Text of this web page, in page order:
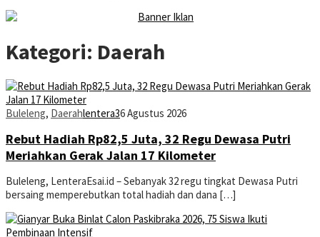
Kategori: Daerah
Buleleng, Daerahlentera36 Agustus 2026
Rebut Hadiah Rp82,5 Juta, 32 Regu Dewasa Putri
Meriahkan Gerak Jalan 17 Kilometer
Buleleng, LenteraEsai.id – Sebanyak 32 regu tingkat Dewasa Putri
bersaing memperebutkan total hadiah dan dana […]